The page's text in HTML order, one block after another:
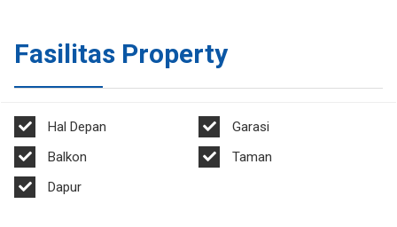
Fasilitas Property
Hal Depan
Garasi
Balkon
Taman
Dapur